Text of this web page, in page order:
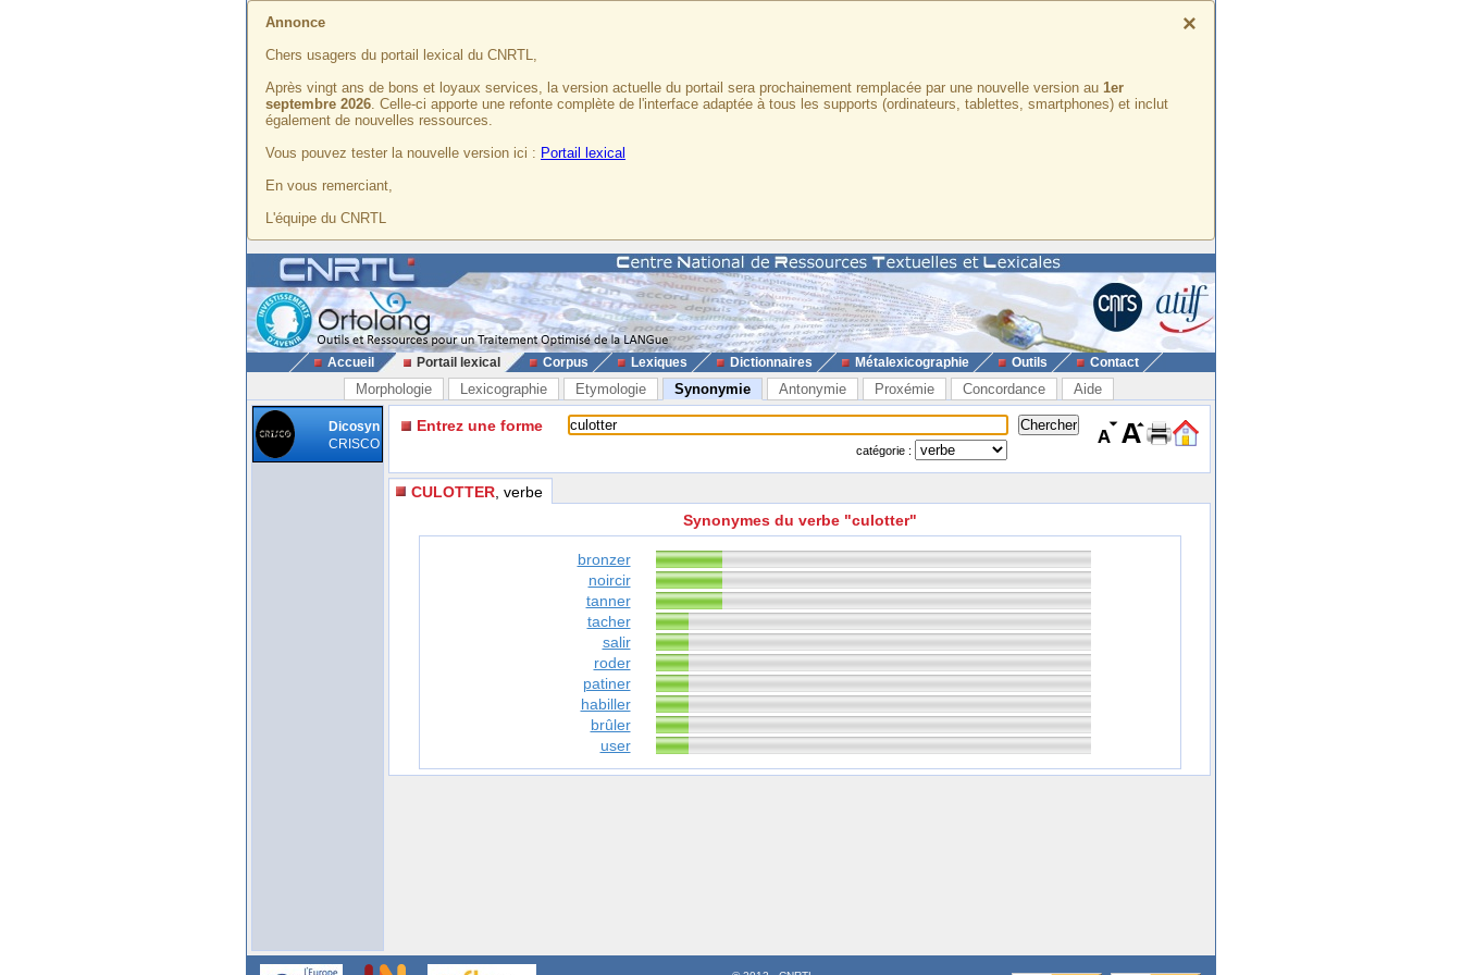
×
Annonce
Chers usagers du portail lexical du CNRTL,
Après vingt ans de bons et loyaux services, la version actuelle du portail sera prochainement remplacée par une nouvelle version au 1er
septembre 2026. Celle-ci apporte une refonte complète de l'interface adaptée à tous les supports (ordinateurs, tablettes, smartphones) et inclut
également de nouvelles ressources.
Vous pouvez tester la nouvelle version ici : Portail lexical
En vous remerciant,
L'équipe du CNRTL
Accueil Portail lexical Corpus Lexiques Dictionnaires Métalexicographie Outils Contact
Morphologie Lexicographie Etymologie Synonymie Antonymie Proxémie Concordance Aide
Dicosyn
CRISCO
Entrez une forme
catégorie :
CULOTTER , verbe
Synonymes du verbe "culotter"
bronzer
noircir
tanner
tacher
salir
roder
patiner
habiller
brûler
user